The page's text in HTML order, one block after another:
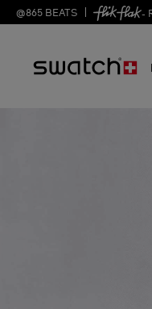
@865 BEATS -